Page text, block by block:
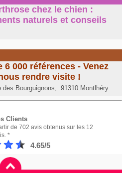
chez le chien :
naturels et conseils
6 000 références - Venez
rendre visite !
des Bourguignons, 91310 Montlhéry
Clients
de 702 avis obtenus sur les 12
*
4.65/5